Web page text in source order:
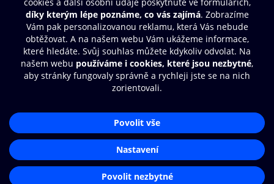
Moje O2 Knihovna
Další zábava
© O2 Czech Republic a.s.
Přístupnost
Zásady zpracování osobních údajů
Nastavení cookies
Aplikace O2 Knihovna
Čti a poslouchej své e-knihy a
audioknihy rychleji a pohodlněji.